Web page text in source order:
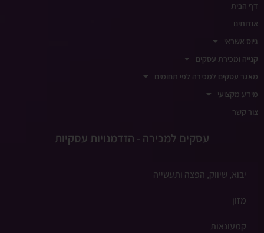
דף הבית
אודותינו
גיוס אשראי
קנייה ומכירת עסקים
מאגר עסקים למכירה לפי תחומים
מידע מקצועי
צור קשר
עסקים למכירה - הזדמנויות עסקיות
יבוא, שיווק, הפצה ותעשייה
מזון
קמעונאות